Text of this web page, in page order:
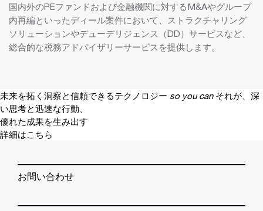
国内外のPEファンドおよび金融機関に対するM&Aやグループ
内再編といったディール案件において、ストラクチャリング
ソリューションやデューデリジェンス（DD）サービスなど、
総合的な税務アドバイザリーサービスを提供します。
未来を拓く洞察と信頼できるテクノロジー so you can それが、深
い思考と迅速な行動、
優れた成果を生み出す
詳細はこちら
お問い合わせ